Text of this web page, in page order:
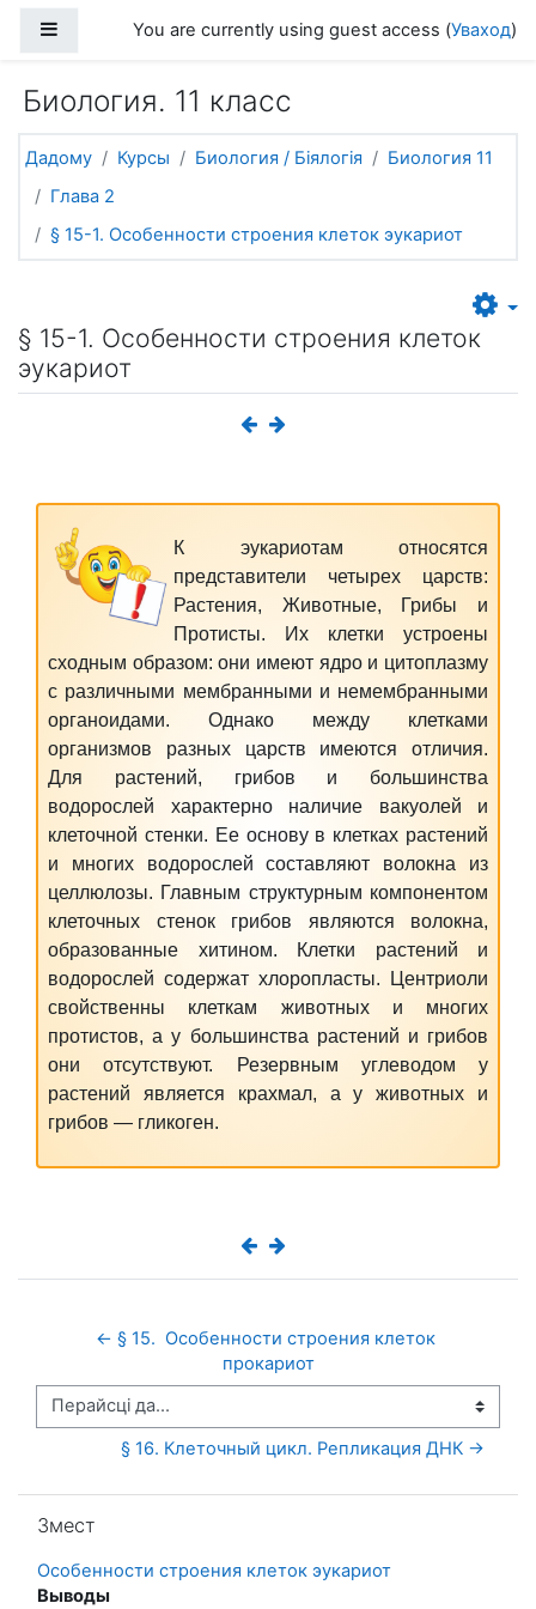
Side panelYou are currently using guest access (Уваход)
Биология. 11 класс
Дадому Курсы Биология / Біялогія
Биология 11
Глава 2
§ 15-1. Особенности строения клеток эукариот
§ 15-1. Особенности строения клеток
эукариот
К эукариотам относятся
представители четырех царств:
Растения, Животные, Грибы и
Протисты. Их клетки устроены
сходным образом: они имеют ядро и цитоплазму
с различными мембранными и немембранными
органоидами. Однако между клетками
организмов разных царств имеются отличия.
Для растений, грибов и большинства
водорослей характерно наличие вакуолей и
клеточной стенки. Ее основу в клетках растений
и многих водорослей составляют волокна из
целлюлозы. Главным структурным компонентом
клеточных стенок грибов являются волокна,
образованные хитином. Клетки растений и
водорослей содержат хлоропласты.
Центриоли
свойственны клеткам животных и многих
протистов, а у большинства растений и грибов
они отсутствуют. Резервным углеводом у
растений является крахмал, а у животных и
грибов — гликоген.
← § 15.  Особенности строения клеток
прокариот
Перайсці да...
§ 16. Клеточный цикл. Репликация ДНК →
Змест
Особенности строения клеток эукариот
Выводы